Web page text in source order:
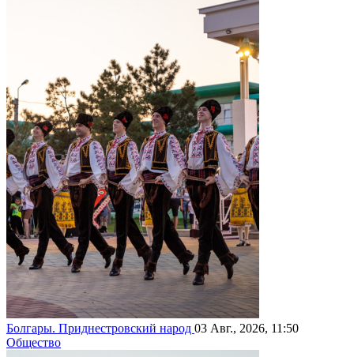
Болгары. Приднестровский народ 03 Авг., 2026, 11:50
Общество